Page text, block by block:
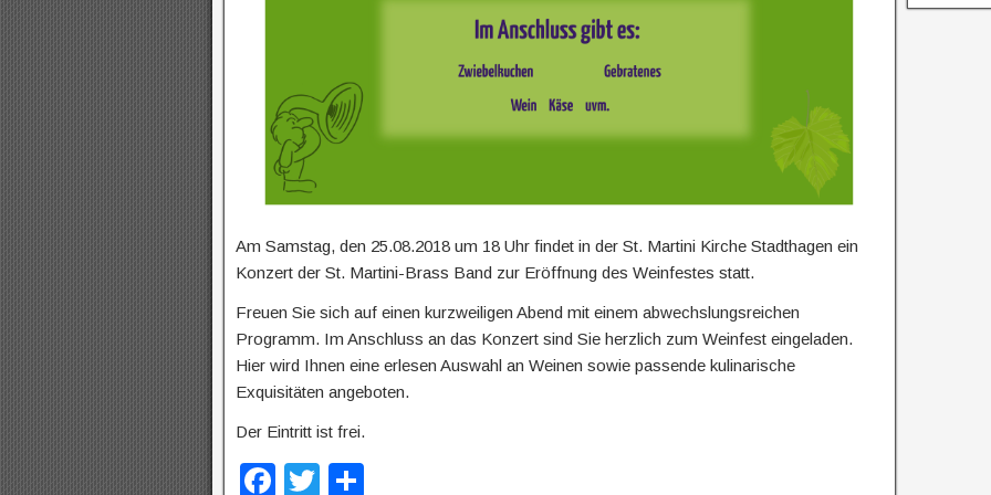
Am Samstag, den 25.08.2018 um 18 Uhr findet in der St. Martini Kirche Stadthagen ein
Konzert der St. Martini-Brass Band zur Eröffnung des Weinfestes statt.
Freuen Sie sich auf einen kurzweiligen Abend mit einem abwechslungsreichen
Programm. Im Anschluss an das Konzert sind Sie herzlich zum Weinfest eingeladen.
Hier wird Ihnen eine erlesen Auswahl an Weinen sowie passende kulinarische
Exquisitäten angeboten.
Der Eintritt ist frei.
F T